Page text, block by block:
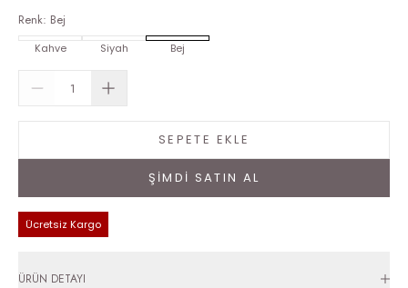
Renk: Bej
Kahve Siyah Bej
SEPETE EKLE
ŞİMDİ SATIN AL
Ücretsiz Kargo
ÜRÜN DETAYI